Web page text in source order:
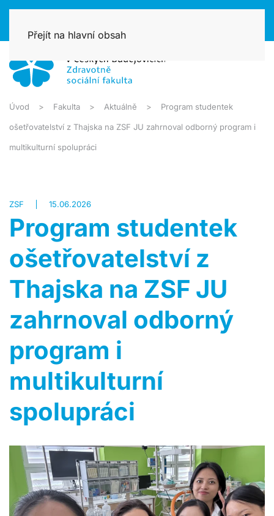
Přejít na hlavní obsah
Úvod Fakulta Aktuálně Program studentek
ošetřovatelství z Thajska na ZSF JU zahrnoval odborný program i
multikulturní spolupráci
ZSF 15.06.2026
Program studentek
ošetřovatelství z
Thajska na ZSF JU
zahrnoval odborný
program i
multikulturní
spolupráci